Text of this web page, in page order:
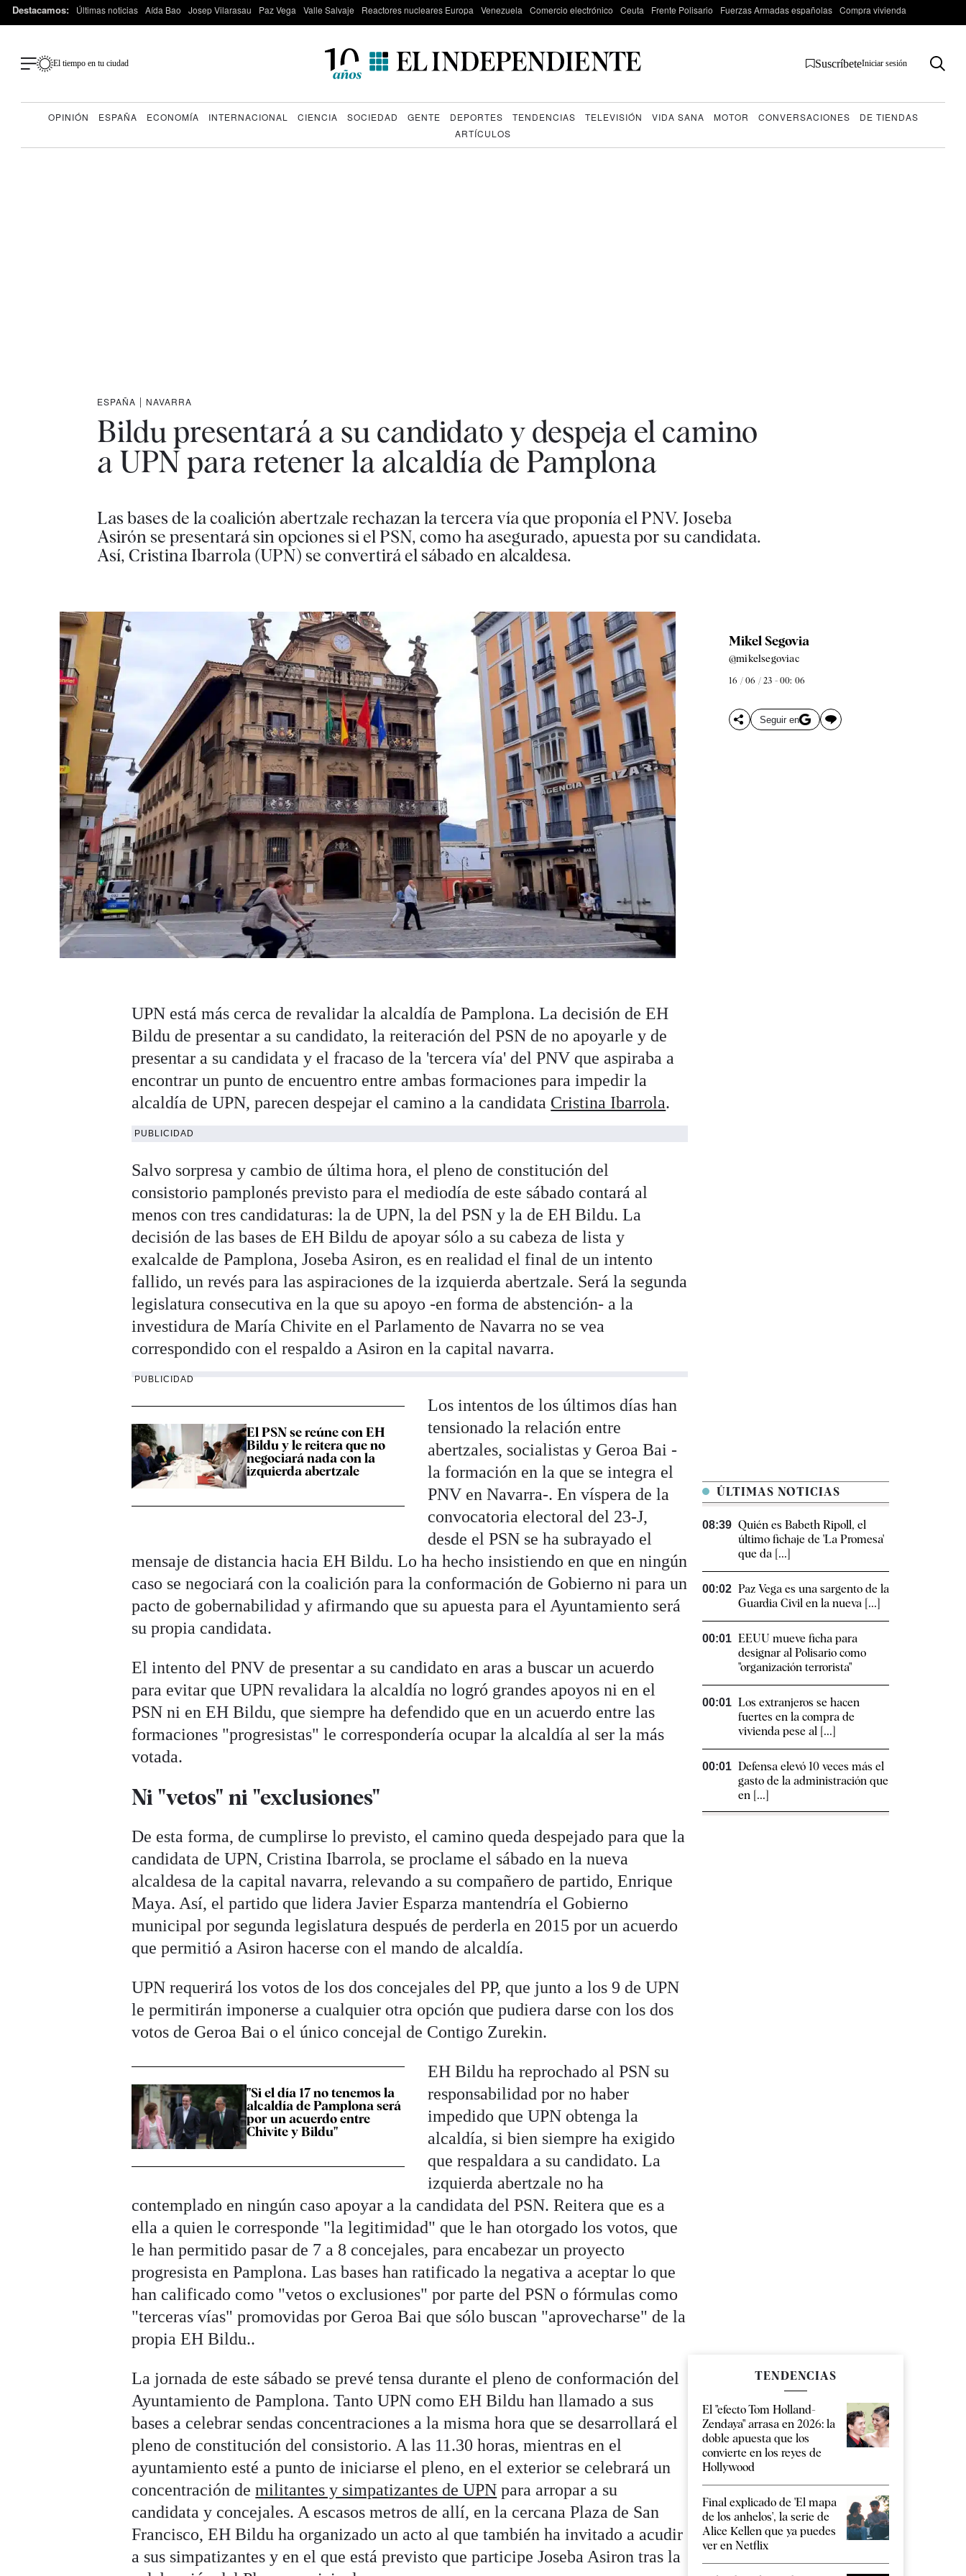
Destacamos: Últimas noticias Aída Bao Josep Vilarasau Paz Vega Valle Salvaje Reactores nucleares Europa Venezuela Comercio electrónico Ceuta Frente Polisario Fuerzas Armadas españolas Compra vivienda
El tiempo en tu ciudad SuscríbeteIniciar sesión
OPINIÓN ESPAÑA ECONOMÍA INTERNACIONAL CIENCIA SOCIEDAD GENTE DEPORTES TENDENCIAS TELEVISIÓN VIDA SANA MOTOR CONVERSACIONES
DE TIENDAS
ARTÍCULOS
ESPAÑA | NAVARRA
Bildu presentará a su candidato y despeja el camino
a UPN para retener la alcaldía de Pamplona
Las bases de la coalición abertzale rechazan la tercera vía que proponía el PNV. Joseba
Asirón se presentará sin opciones si el PSN, como ha asegurado, apuesta por su candidata.
Así, Cristina Ibarrola (UPN) se convertirá el sábado en alcaldesa.
Mikel Segovia
@mikelsegoviac
16 / 06 / 23 - 00: 06
Seguir en
UPN está más cerca de revalidar la alcaldía de Pamplona. La decisión de EH
Bildu de presentar a su candidato, la reiteración del PSN de no apoyarle y de
presentar a su candidata y el fracaso de la 'tercera vía' del PNV que aspiraba a
encontrar un punto de encuentro entre ambas formaciones para impedir la
alcaldía de UPN, parecen despejar el camino a la candidata Cristina Ibarrola.
PUBLICIDAD
Salvo sorpresa y cambio de última hora, el pleno de constitución del
consistorio pamplonés previsto para el mediodía de este sábado contará al
menos con tres candidaturas: la de UPN, la del PSN y la de EH Bildu. La
decisión de las bases de EH Bildu de apoyar sólo a su cabeza de lista y
exalcalde de Pamplona, Joseba Asiron, es en realidad el final de un intento
fallido, un revés para las aspiraciones de la izquierda abertzale. Será la segunda
legislatura consecutiva en la que su apoyo -en forma de abstención- a la
investidura de María Chivite en el Parlamento de Navarra no se vea
correspondido con el respaldo a Asiron en la capital navarra.
PUBLICIDAD
El PSN se reúne con EH
Bildu y le reitera que no
negociará nada con la
izquierda abertzale
Los intentos de los últimos días han
tensionado la relación entre
abertzales, socialistas y Geroa Bai -
la formación en la que se integra el
PNV en Navarra-. En víspera de la
convocatoria electoral del 23-J,
desde el PSN se ha subrayado el
mensaje de distancia hacia EH Bildu. Lo ha hecho insistiendo en que en ningún
caso se negociará con la coalición para la conformación de Gobierno ni para un
pacto de gobernabilidad y afirmando que su apuesta para el Ayuntamiento será
su propia candidata.
El intento del PNV de presentar a su candidato en aras a buscar un acuerdo
para evitar que UPN revalidara la alcaldía no logró grandes apoyos ni en el
PSN ni en EH Bildu, que siempre ha defendido que en un acuerdo entre las
formaciones "progresistas" le correspondería ocupar la alcaldía al ser la más
votada.
Ni "vetos" ni "exclusiones"
De esta forma, de cumplirse lo previsto, el camino queda despejado para que la
candidata de UPN, Cristina Ibarrola, se proclame el sábado en la nueva
alcaldesa de la capital navarra, relevando a su compañero de partido, Enrique
Maya. Así, el partido que lidera Javier Esparza mantendría el Gobierno
municipal por segunda legislatura después de perderla en 2015 por un acuerdo
que permitió a Asiron hacerse con el mando de alcaldía.
UPN requerirá los votos de los dos concejales del PP, que junto a los 9 de UPN
le permitirán imponerse a cualquier otra opción que pudiera darse con los dos
votos de Geroa Bai o el único concejal de Contigo Zurekin.
"Si el día 17 no tenemos la
alcaldía de Pamplona será
por un acuerdo entre
Chivite y Bildu"
EH Bildu ha reprochado al PSN su
responsabilidad por no haber
impedido que UPN obtenga la
alcaldía, si bien siempre ha exigido
que respaldara a su candidato. La
izquierda abertzale no ha
contemplado en ningún caso apoyar a la candidata del PSN. Reitera que es a
ella a quien le corresponde "la legitimidad" que le han otorgado los votos, que
le han permitido pasar de 7 a 8 concejales, para encabezar un proyecto
progresista en Pamplona. Las bases han ratificado la negativa a aceptar lo que
han calificado como "vetos o exclusiones" por parte del PSN o fórmulas como
"terceras vías" promovidas por Geroa Bai que sólo buscan "aprovecharse" de la
propia EH Bildu..
La jornada de este sábado se prevé tensa durante el pleno de conformación del
Ayuntamiento de Pamplona. Tanto UPN como EH Bildu han llamado a sus
bases a celebrar sendas concentraciones a la misma hora que se desarrollará el
pleno de constitución del consistorio. A las 11.30 horas, mientras en el
ayuntamiento esté a punto de iniciarse el pleno, en el exterior se celebrará un
concentración demilitantes y simpatizantes de UPN para arropar a su
candidata y concejales. A escasos metros de allí, en la cercana Plaza de San
Francisco, EH Bildu ha organizado un acto al que también ha invitado a acudir
a sus simpatizantes y en el que está previsto que participe Joseba Asiron tras la
ÚLTIMAS NOTICIAS
08:39 Quién es Babeth Ripoll, el
último fichaje de 'La Promesa'
que da [...]
00:02 Paz Vega es una sargento de la
Guardia Civil en la nueva [...]
00:01 EEUU mueve ficha para
designar al Polisario como
"organización terrorista"
00:01 Los extranjeros se hacen
fuertes en la compra de
vivienda pese al [...]
00:01 Defensa elevó 10 veces más el
gasto de la administración que
en [...]
TENDENCIAS
El "efecto Tom Holland-
Zendaya" arrasa en 2026: la
doble apuesta que los
convierte en los reyes de
Hollywood
Final explicado de 'El mapa
de los anhelos', la serie de
Alice Kellen que ya puedes
ver en Netflix